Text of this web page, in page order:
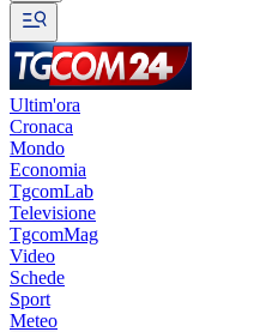
Ultim'ora
Cronaca
Mondo
Economia
TgcomLab
Televisione
TgcomMag
Video
Schede
Sport
Meteo